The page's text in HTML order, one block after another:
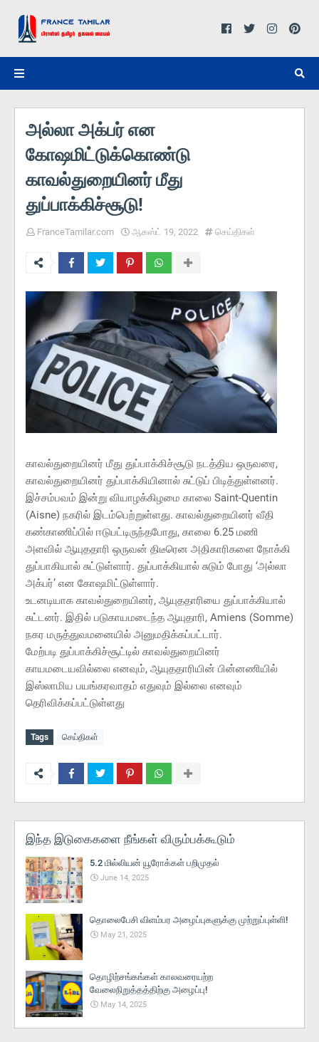
அல்லா அக்பர் என
கோஷமிட்டுக்கொண்டு
காவல்துறையினர் மீது
துப்பாக்கிச்சூடு!
FranceTamilar.com ஆகஸ்ட் 19, 2022 செய்திகள்
காவல்துறையினர் மீது துப்பாக்கிச்சூடு நடத்திய ஒருவரை,
காவல்துறையினர் துப்பாக்கியினால் சுட்டுப் பிடித்துள்ளனர்.
இச்சம்பவம் இன்று வியாழக்கிழமை காலை Saint-Quentin
(Aisne) நகரில் இடம்பெற்றுள்ளது. காவல்துறையினர் வீதி
கண்காணிப்பில் ஈடுபட்டிருந்தபோது, காலை 6.25 மணி
அளவில் ஆயுததாரி ஒருவன் திடீரென அதிகாரிகளை நோக்கி
துப்பாகியால் சுட்டுள்ளார். துப்பாக்கியால் சுடும் போது ‘அல்லா
அக்பர்’ என கோஷமிட்டுள்ளார்.
உடனடியாக காவல்துறையினர், ஆயுததாரியை துப்பாக்கியால்
சுட்டனர். இதில் படுகாயமடைந்த ஆயுதாரி, Amiens (Somme)
நகர மருத்துவமனையில் அனுமதிக்கப்பட்டார்.
மேற்படி துப்பாக்கிச்சூட்டில் காவல்துறையினர்
காயமடையவில்லை எனவும், ஆயுததாரியின் பின்னணியில்
இஸ்லாமிய பயங்கரவாதம் எதுவும் இல்லை எனவும்
தெரிவிக்கப்பட்டுள்ளது
Tags செய்திகள்
இந்த இடுகைகளை நீங்கள் விரும்பக்கூடும்
5.2 மில்லியன் யூரோக்கள் பறிமுதல்
June 14, 2025
தொலைபேசி விளம்பர அழைப்புகளுக்கு முற்றுப்புள்ளி!
May 21, 2025
தொழிற்சங்கங்கள் காலவரையற்ற
வேலைநிறுத்தத்திற்கு அழைப்பு!
May 14, 2025